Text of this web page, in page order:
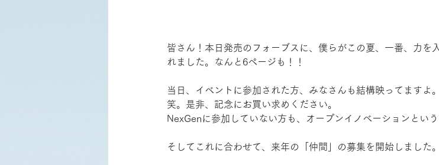
皆さん！本日発売のフォーブスに、僕らがこの夏、一番、力を
れました。なんと6ページも！！
当日、イベントに参加された方、みなさんも結構映ってますよ
笑。是非、記念にお買い求めください。
NexGenに参加していない方も、オープンイノベーションとい
そしてこれに合わせて、来年の「仲間」の募集を開始しました。